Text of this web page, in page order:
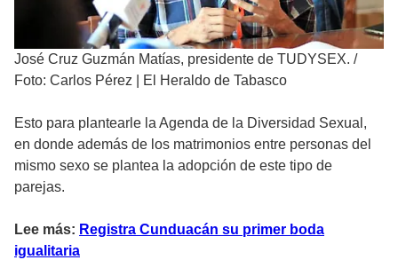
José Cruz Guzmán Matías, presidente de TUDYSEX. /
Foto: Carlos Pérez | El Heraldo de Tabasco
Esto para plantearle la Agenda de la Diversidad Sexual,
en donde además de los matrimonios entre personas del
mismo sexo se plantea la adopción de este tipo de
parejas.
Lee más: Registra Cunduacán su primer boda
igualitaria